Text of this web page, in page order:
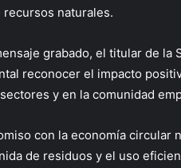
naturales.
grabado, el titular de la
reconocer el impacto
y en la comunidad
con la economía circular
de residuos y el uso